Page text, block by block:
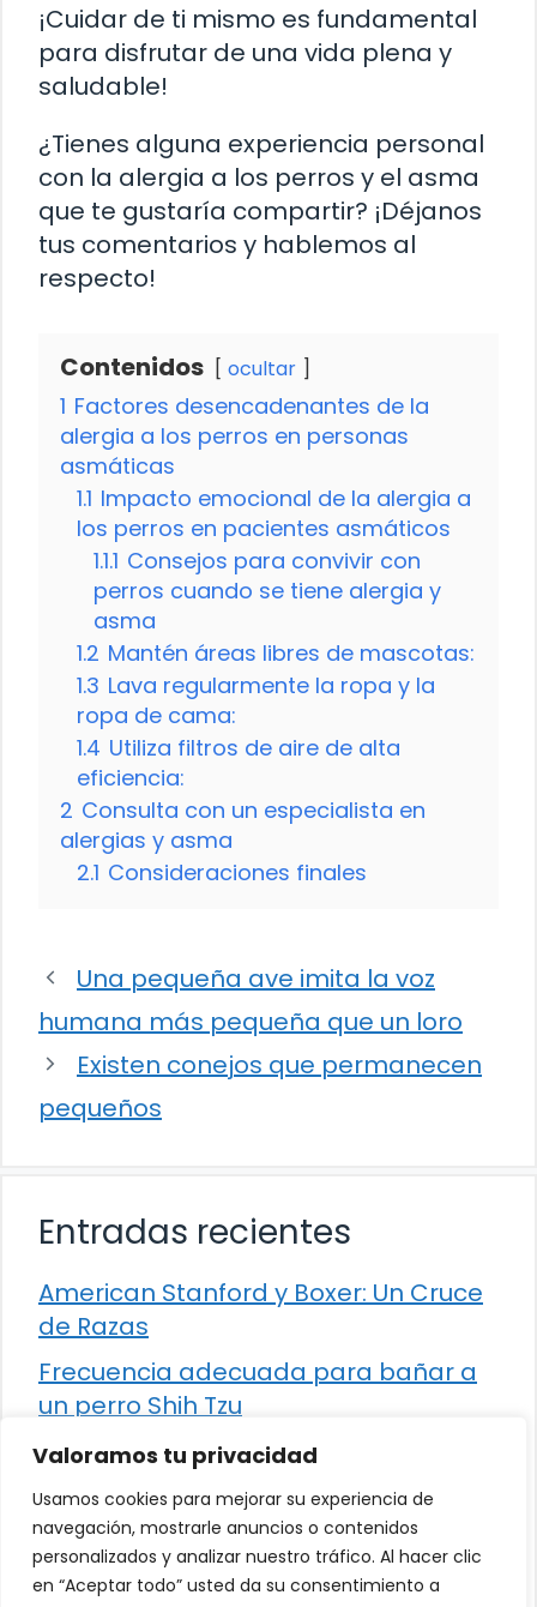
Valoramos tu privacidad
Usamos cookies para mejorar su experiencia de
navegación, mostrarle anuncios o contenidos
personalizados y analizar nuestro tráfico. Al hacer clic
en “Aceptar todo” usted da su consentimiento a
¡Cuidar de ti mismo es fundamental
para disfrutar de una vida plena y
saludable!
¿Tienes alguna experiencia personal
con la alergia a los perros y el asma
que te gustaría compartir? ¡Déjanos
tus comentarios y hablemos al
respecto!
Contenidos ocultar
1 Factores desencadenantes de la
alergia a los perros en personas
asmáticas
1.1 Impacto emocional de la alergia a
los perros en pacientes asmáticos
1.1.1 Consejos para convivir con
perros cuando se tiene alergia y
asma
1.2 Mantén áreas libres de mascotas:
1.3 Lava regularmente la ropa y la
ropa de cama:
1.4 Utiliza filtros de aire de alta
eficiencia:
2 Consulta con un especialista en
alergias y asma
2.1 Consideraciones finales
Una pequeña ave imita la voz
humana más pequeña que un loro
Existen conejos que permanecen
pequeños
Entradas recientes
American Stanford y Boxer: Un Cruce
de Razas
Frecuencia adecuada para bañar a
un perro Shih Tzu
Comparación entre Apache Storm y
Spark Streaming
Cómo detener la diarrea en un gato
¿Los frutos rojos son seguros para